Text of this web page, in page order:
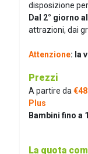
disposizione
Dal 2° giorno
attrazioni, dai
Attenzione: la
Prezzi
A partire da €48
Plus
Bambini fino a
La quota